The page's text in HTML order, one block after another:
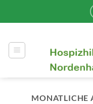
MONATLICHE